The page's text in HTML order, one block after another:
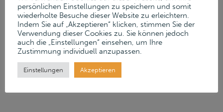
24. Februar 2025
Read more →
persönlichen Einstellungen zu speichern und somit
wiederholte Besuche dieser Website zu erleichtern.
Indem Sie auf „Akzeptieren“ klicken, stimmen Sie der
Verwendung dieser Cookies zu. Sie können jedoch
auch die „Einstellungen“ einsehen, um Ihre
Zustimmung individuell anzupassen.
Einstellungen Akzeptieren